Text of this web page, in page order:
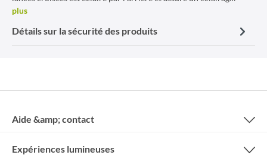
plus
Détails sur la sécurité des produits
Aide &amp; contact
Expériences lumineuses